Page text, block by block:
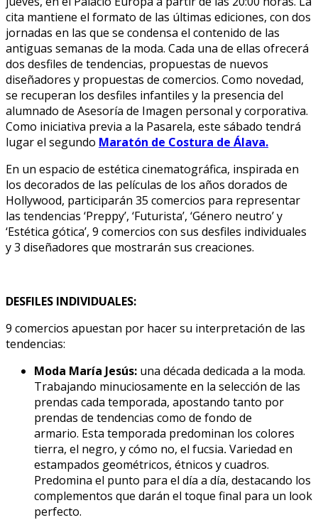
cita mantiene el formato de las últimas ediciones, con dos
jornadas en las que se condensa el contenido de las
antiguas semanas de la moda. Cada una de ellas ofrecerá
dos desfiles de tendencias, propuestas de nuevos
diseñadores y propuestas de comercios. Como novedad,
se recuperan los desfiles infantiles y la presencia del
alumnado de Asesoría de Imagen personal y corporativa.
Como iniciativa previa a la Pasarela, este sábado tendrá
lugar el segundo Maratón de Costura de Álava.
En un espacio de estética cinematográfica, inspirada en
los decorados de las películas de los años dorados de
Hollywood, participarán 35 comercios para representar
las tendencias ‘Preppy’, ‘Futurista’, ‘Género neutro’ y
‘Estética gótica’, 9 comercios con sus desfiles individuales
y 3 diseñadores que mostrarán sus creaciones.
DESFILES INDIVIDUALES:
9 comercios apuestan por hacer su interpretación de las
tendencias:
Moda María Jesús: una década dedicada a la moda.
Trabajando minuciosamente en la selección de las
prendas cada temporada, apostando tanto por
prendas de tendencias como de fondo de
armario. Esta temporada predominan los colores
tierra, el negro, y cómo no, el fucsia. Variedad en
estampados geométricos, étnicos y cuadros.
Predomina el punto para el día a día, destacando los
complementos que darán el toque final para un look
perfecto.